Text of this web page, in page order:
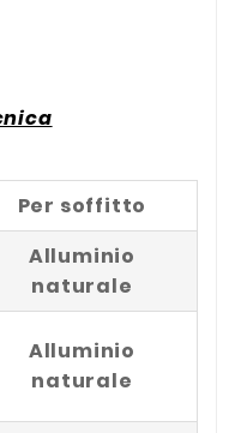
Per soffitto
Alluminio
naturale
Alluminio
naturale